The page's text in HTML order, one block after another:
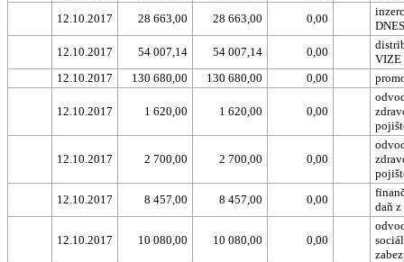
12.10.2017
28 663,00 28 663,00 0,00
DNES
12.10.2017
54 007,14 54 007,14 0,00
VIZE
12.10.2017
130 680,00 130 680,00 0,00
12.10.2017 1 620,00 1 620,00 0,00
12.10.2017 2 700,00 2 700,00 0,00
12.10.2017
8 457,00 8 457,00 0,00
daň
12.10.2017 10 080,00 10 080,00 0,00